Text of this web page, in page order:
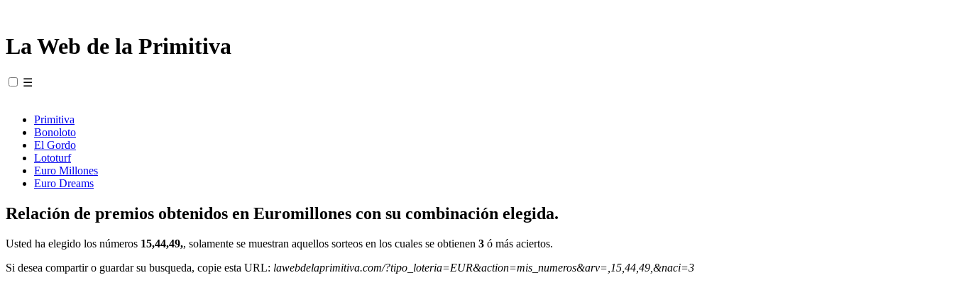
La Web de la Primitiva
☰
Primitiva
Bonoloto
El Gordo
Lototurf
Euro Millones
Euro Dreams
Relación de premios obtenidos en Euromillones con su combinación elegida.
Usted ha elegido los números 15,44,49,, solamente se muestran aquellos sorteos en los cuales se obtienen 3 ó más aciertos.
Si desea compartir o guardar su busqueda, copie esta URL: lawebdelaprimitiva.com/?tipo_loteria=EUR&action=mis_numeros&arv=,15,44,49,&naci=3